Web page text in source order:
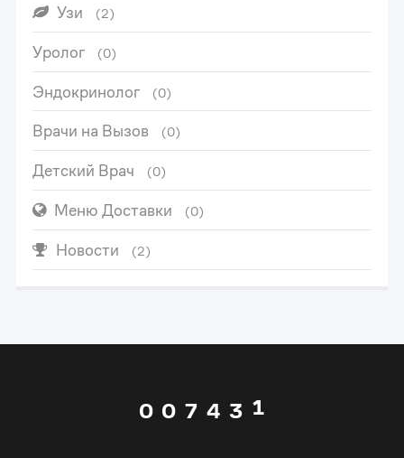
Узи (2)
Уролог (0)
Эндокринолог (0)
Врачи на Вызов (0)
Детский Врач (0)
Меню Доставки (0)
Новости (2)
0 0
0
3
7
0
4 3
0
1